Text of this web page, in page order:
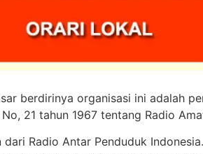
berdirinya organisasi ini adalah
21 tahun 1967 tentang Radio
dari Radio Antar Penduduk